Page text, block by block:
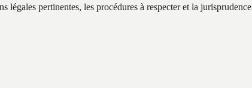
légales pertinentes, les procédures à respecter et la jurisprudence